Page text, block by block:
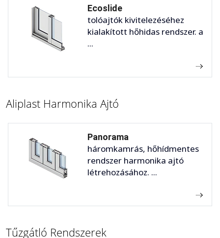
Ecoslide
tolóajtók kivitelezéséhez
kialakított hőhidas rendszer. a
...
Aliplast Harmonika Ajtó
Panorama
háromkamrás, hőhídmentes
rendszer harmonika ajtó
létrehozásához. ...
Tűzgátló Rendszerek